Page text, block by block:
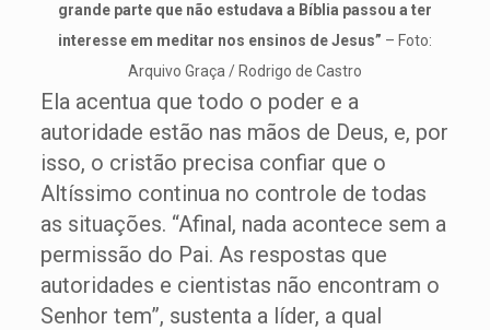
grande parte que não estudava a Bíblia passou a ter
interesse em meditar nos ensinos de Jesus” – Foto:
Arquivo Graça / Rodrigo de Castro
Ela acentua que todo o poder e a
autoridade estão nas mãos de Deus, e, por
isso, o cristão precisa confiar que o
Altíssimo continua no controle de todas
as situações. “Afinal, nada acontece sem a
permissão do Pai. As respostas que
autoridades e cientistas não encontram o
Senhor tem”, sustenta a líder, a qual